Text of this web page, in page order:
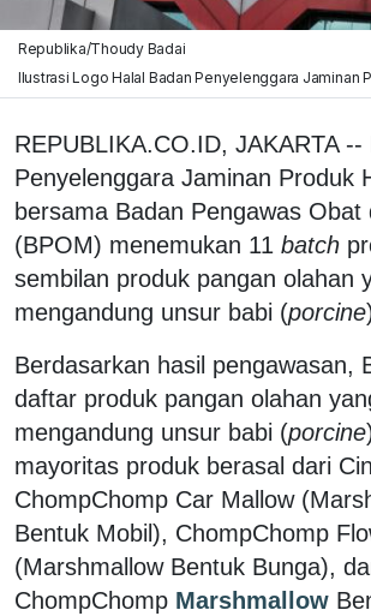
Republika/Thoudy Badai
Ilustrasi Logo Halal Badan Penyelenggara Jaminan
REPUBLIKA.CO.ID, JAKARTA --
Penyelenggara Jaminan Produk
bersama Badan Pengawas Obat
(BPOM) menemukan 11 batch
sembilan produk pangan olahan
mengandung unsur babi (porcine
Berdasarkan hasil pengawasan,
daftar produk pangan olahan
mengandung unsur babi (porcine
mayoritas produk berasal dari
ChompChomp Car Mallow
Bentuk Mobil), ChompChomp
(Marshmallow Bentuk Bunga),
ChompChomp Marshmallow